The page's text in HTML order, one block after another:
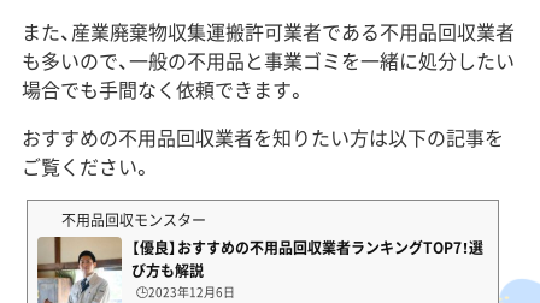
また、産業廃棄物収集運搬許可業者である不用品回収業者
も多いので、一般の不用品と事業ゴミを一緒に処分したい
場合でも手間なく依頼できます。
おすすめの不用品回収業者を知りたい方は以下の記事を
ご覧ください。
不用品回収モンスター
【優良】おすすめの不用品回収業者ランキングTOP7！選
び方も解説
🕒️2023年12月6日